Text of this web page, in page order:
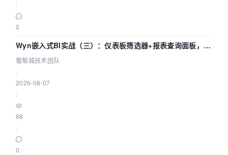
0
Wyn嵌入式BI实战（三）：仪表板筛选器+报表查询面板，参
数联动全闭环
葡萄城技术团队
2026-08-07
88
0